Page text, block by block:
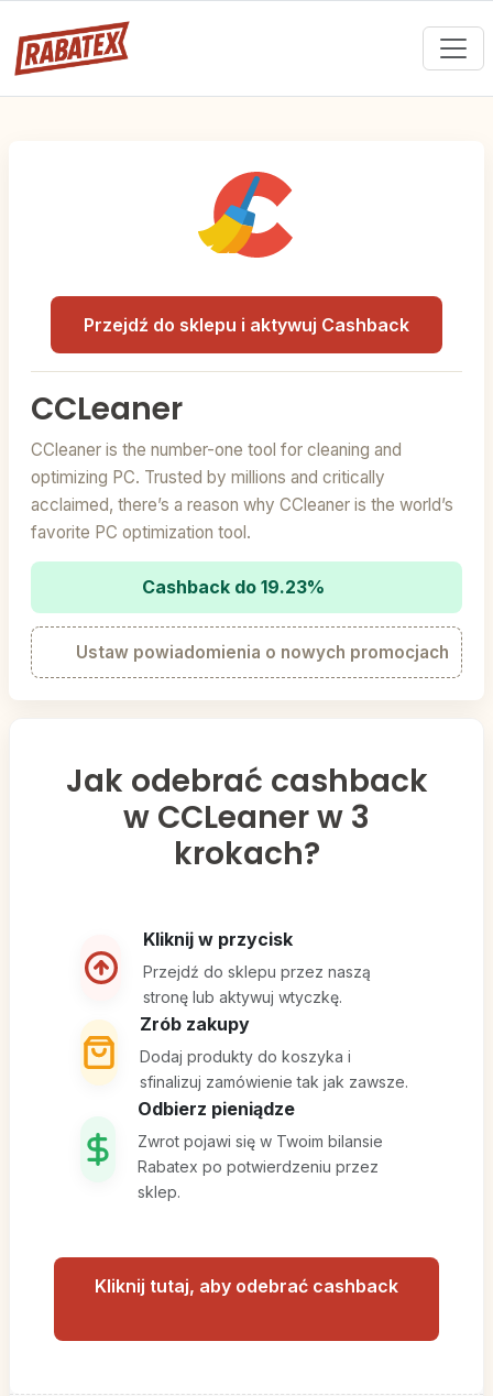
Przejdź do sklepu i aktywuj Cashback
CCLeaner
CCleaner is the number-one tool for cleaning and
optimizing PC. Trusted by millions and critically
acclaimed, there’s a reason why CCleaner is the world’s
favorite PC optimization tool.
Cashback do 19.23%
Ustaw powiadomienia o nowych promocjach
Jak odebrać cashback
w CCLeaner w 3
krokach?
Kliknij w przycisk
Przejdź do sklepu przez naszą
stronę lub aktywuj wtyczkę.
Zrób zakupy
Dodaj produkty do koszyka i
sfinalizuj zamówienie tak jak zawsze.
Odbierz pieniądze
Zwrot pojawi się w Twoim bilansie
Rabatex po potwierdzeniu przez
sklep.
Kliknij tutaj, aby odebrać cashback